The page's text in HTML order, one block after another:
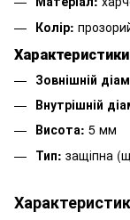
Колір:
Зовнішній
Внутрішній
Висота: 5 мм
Тип: защіпна